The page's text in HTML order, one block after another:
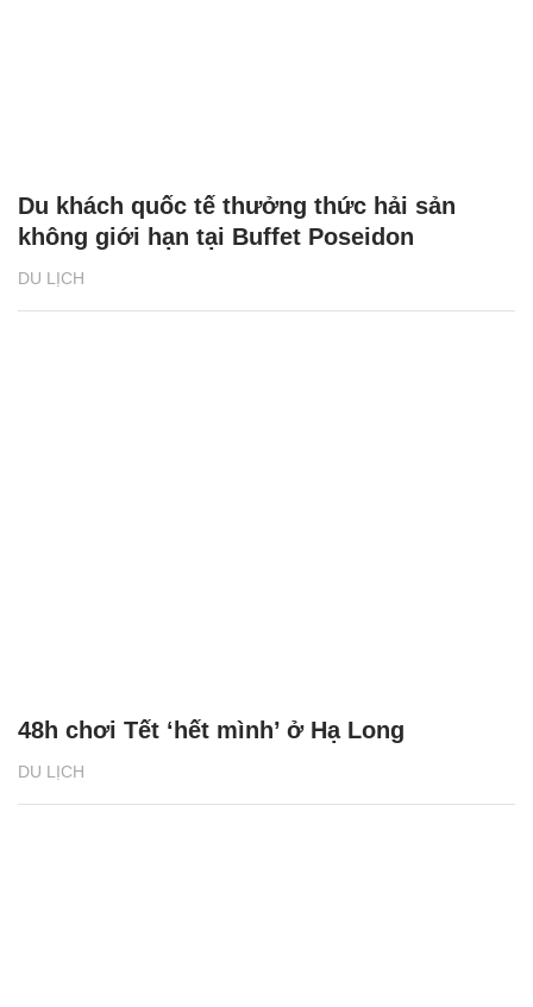
DU LỊCH
Du khách quốc tế thưởng thức hải sản
không giới hạn tại Buffet Poseidon
DU LỊCH
48h chơi Tết ‘hết mình’ ở Hạ Long